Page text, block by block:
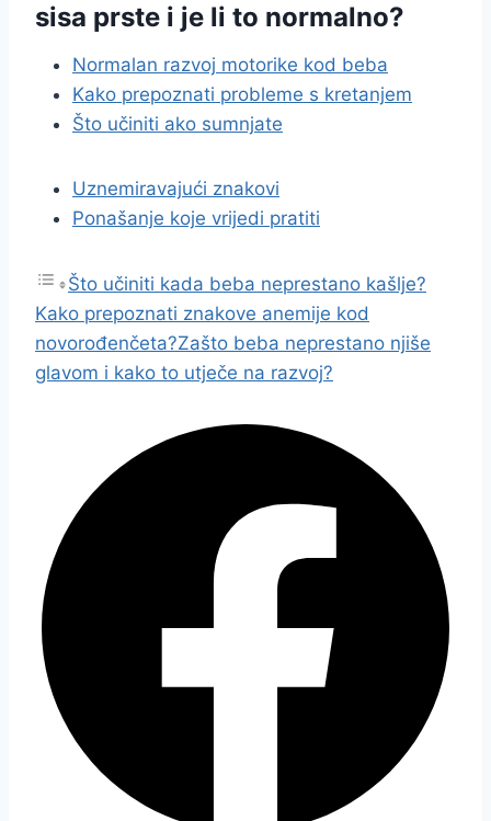
sisa prste i je li to normalno?
Normalan razvoj motorike kod beba
Kako prepoznati probleme s kretanjem
Što učiniti ako sumnjate
Uznemiravajući znakovi
Ponašanje koje vrijedi pratiti
Što učiniti kada beba neprestano kašlje?
Kako prepoznati znakove anemije kod
novorođenčeta?Zašto beba neprestano njiše
glavom i kako to utječe na razvoj?